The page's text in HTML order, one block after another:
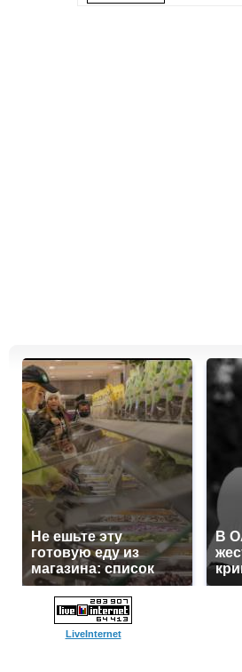
Не ешьте эту
готовую еду из
магазина: список
В
LiveInternet